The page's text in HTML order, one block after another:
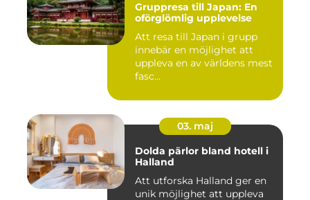
Gruppresa till Japan: En
oförglömlig upplevelse
Att resa till Japan i grupp
innebär en möjlighet att
uppleva en av världens mest
fasc...
03. maj
Dolda pärlor bland hotell i
Halland
Att utforska Halland ger en
unik möjlighet att uppleva